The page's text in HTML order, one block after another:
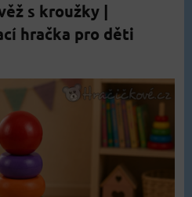
s kroužky |
hračka pro děti